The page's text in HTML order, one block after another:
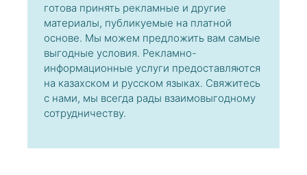
готова принять рекламные и другие
материалы, публикуемые на платной
основе. Мы можем предложить вам самые
выгодные условия. Рекламно-
информационные услуги предоставляются
на казахском и русском языках. Свяжитесь
с нами, мы всегда рады взаимовыгодному
сотрудничеству.